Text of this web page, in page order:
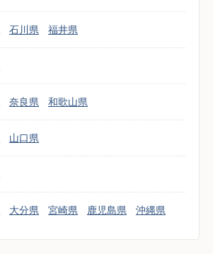
石川県 福井県
奈良県 和歌山県
山口県
大分県 宮崎県 鹿児島県 沖縄県